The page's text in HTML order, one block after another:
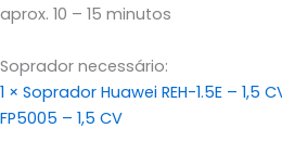
aprox. 10 – 15 minutos
Soprador necessário:
1 × Soprador Huawei REH-1.5E – 1,5
FP5005 – 1,5 CV